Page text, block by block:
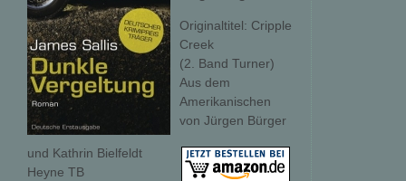
Originaltitel: Cripple
Creek
(2. Band Turner)
Aus dem
Amerikanischen
von Jürgen Bürger
und Kathrin Bielfeldt
Heyne TB